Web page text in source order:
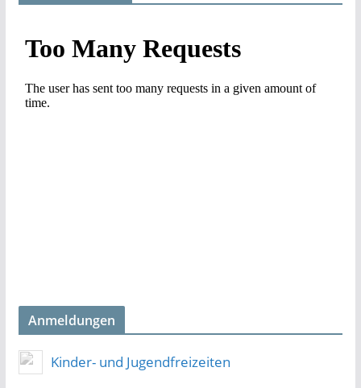
Anmeldungen
Kinder- und Jugendfreizeiten